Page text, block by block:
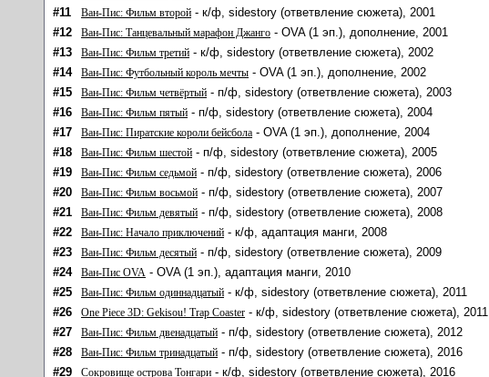
#11
Ван-Пис: Фильм второй - к/ф, sidestory (ответвление сюжета), 2001
#12
Ван-Пис: Танцевальный марафон Джанго - OVA (1 эп.), дополнение, 2001
#13
Ван-Пис: Фильм третий - к/ф, sidestory (ответвление сюжета), 2002
#14
Ван-Пис: Футбольный король мечты - OVA (1 эп.), дополнение, 2002
#15
Ван-Пис: Фильм четвёртый - п/ф, sidestory (ответвление сюжета), 2003
#16
Ван-Пис: Фильм пятый - п/ф, sidestory (ответвление сюжета), 2004
#17
Ван-Пис: Пиратские короли бейсбола - OVA (1 эп.), дополнение, 2004
#18
Ван-Пис: Фильм шестой - п/ф, sidestory (ответвление сюжета), 2005
#19
Ван-Пис: Фильм седьмой - п/ф, sidestory (ответвление сюжета), 2006
#20
Ван-Пис: Фильм восьмой - п/ф, sidestory (ответвление сюжета), 2007
#21
Ван-Пис: Фильм девятый - п/ф, sidestory (ответвление сюжета), 2008
#22
Ван-Пис: Начало приключений - к/ф, адаптация манги, 2008
#23
Ван-Пис: Фильм десятый - п/ф, sidestory (ответвление сюжета), 2009
#24
Ван-Пис OVA - OVA (1 эп.), адаптация манги, 2010
#25
Ван-Пис: Фильм одиннадцатый - к/ф, sidestory (ответвление сюжета), 2011
#26
One Piece 3D: Gekisou! Trap Coaster - к/ф, sidestory (ответвление сюжета), 2011
#27
Ван-Пис: Фильм двенадцатый - п/ф, sidestory (ответвление сюжета), 2012
#28
Ван-Пис: Фильм тринадцатый - п/ф, sidestory (ответвление сюжета), 2016
#29
Сокровище острова Тонгари - к/ф, sidestory (ответвление сюжета), 2016